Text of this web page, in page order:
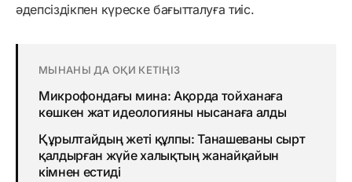
әдепсіздікпен күреске бағытталуға тиіс.
МЫНАНЫ ДА ОҚИ КЕТІҢІЗ
Микрофондағы мина: Ақорда тойханаға
көшкен жат идеологияны нысанаға алды
Құрылтайдың жеті құлпы: Танашеваны сырт
қалдырған жүйе халықтың жанайқайын
кімнен естиді